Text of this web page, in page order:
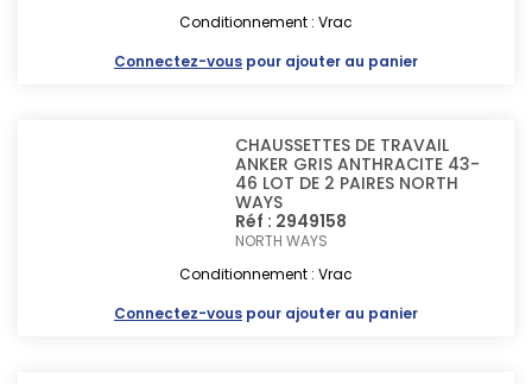
Conditionnement : Vrac
Connectez-vous pour ajouter au panier
CHAUSSETTES DE TRAVAIL
ANKER GRIS ANTHRACITE 43-
46 LOT DE 2 PAIRES NORTH
WAYS
Réf : 2949158
NORTH WAYS
Conditionnement : Vrac
Connectez-vous pour ajouter au panier